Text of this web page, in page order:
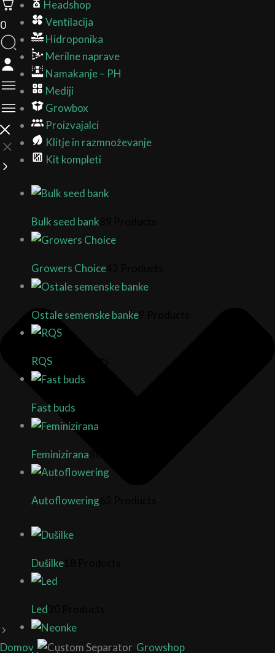
Headshop
Ventilacija
Hidroponika
Merilne naprave
Namakanje – PH
Mediji
Growbox
Proizvajalci
Klitje in razmnoževanje
Kit kompleti
Bulk seed bank
Growers Choice
Ostale semenske banke
RQS
Fast buds
Feminizirana
Autoflowering
Dušilke
Led
0
Domov
Growshop